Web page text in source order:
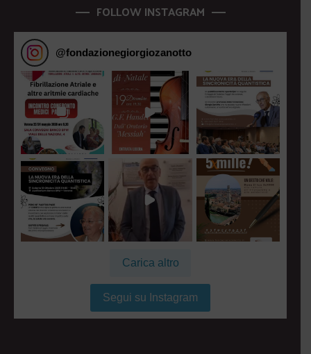
FOLLOW INSTAGRAM
@fondazionegiorgiozanotto
Carica altro
Segui su Instagram